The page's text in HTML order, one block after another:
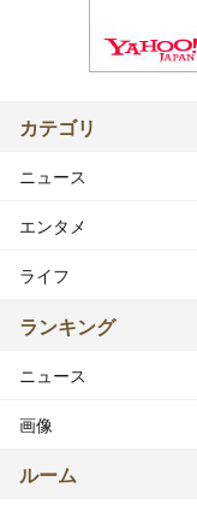
カテゴリ
ニュース
エンタメ
ライフ
ランキング
ニュース
画像
ルーム